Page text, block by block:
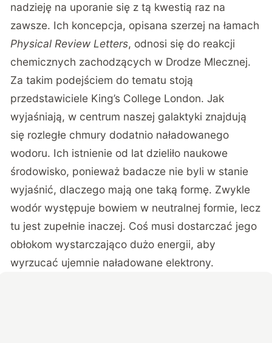
nadzieję na uporanie się z tą kwestią raz na
zawsze. Ich koncepcja, opisana szerzej na łamach
Physical Review Letters, odnosi się do reakcji
chemicznych zachodzących w Drodze Mlecznej.
Za takim podejściem do tematu stoją
przedstawiciele King’s College London. Jak
wyjaśniają, w centrum naszej galaktyki znajdują
się rozległe chmury dodatnio naładowanego
wodoru. Ich istnienie od lat dzieliło naukowe
środowisko, ponieważ badacze nie byli w stanie
wyjaśnić, dlaczego mają one taką formę. Zwykle
wodór występuje bowiem w neutralnej formie, lecz
tu jest zupełnie inaczej. Coś musi dostarczać jego
obłokom wystarczająco dużo energii, aby
wyrzucać ujemnie naładowane elektrony.